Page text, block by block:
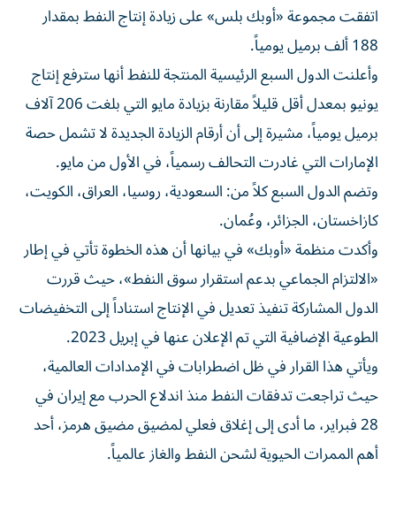
اتفقت مجموعة «أوبك بلس» على زيادة إنتاج النفط بمقدار
188 ألف برميل يومياً.
وأعلنت الدول السبع الرئيسية المنتجة للنفط أنها سترفع إنتاج
يونيو بمعدل أقل قليلاً مقارنة بزيادة مايو التي بلغت 206 آلاف
برميل يومياً، مشيرة إلى أن أرقام الزيادة الجديدة لا تشمل حصة
الإمارات التي غادرت التحالف رسمياً، في الأول من مايو.
وتضم الدول السبع كلاً من: السعودية، روسيا، العراق، الكويت،
كازاخستان، الجزائر، وعُمان.
وأكدت منظمة «أوبك» في بيانها أن هذه الخطوة تأتي في إطار
«الالتزام الجماعي بدعم استقرار سوق النفط»، حيث قررت
الدول المشاركة تنفيذ تعديل في الإنتاج استناداً إلى التخفيضات
الطوعية الإضافية التي تم الإعلان عنها في إبريل 2023.
ويأتي هذا القرار في ظل اضطرابات في الإمدادات العالمية،
حيث تراجعت تدفقات النفط منذ اندلاع الحرب مع إيران في
28 فبراير، ما أدى إلى إغلاق فعلي لمضيق مضيق هرمز، أحد
أهم الممرات الحيوية لشحن النفط والغاز عالمياً.